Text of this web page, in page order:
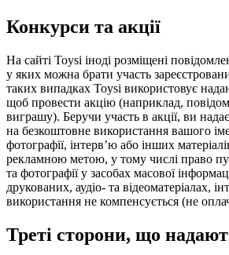
Конкурси та акції
На сайті Toysi іноді розміщені
у яких можна брати участь
таких випадках Toysi використовує
щоб провести акцію (наприклад,
виграшу). Беручи участь в акції, ви
на безкоштовне використання вашого
фотографії, інтерв’ю або інших
рекламною метою, у тому числі право
та фотографії у засобах масової
друкованих, аудіо- та відеоматеріалах,
використання не компенсується (не
Треті сторони, що